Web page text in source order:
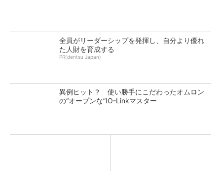
全員がリーダーシップを発揮し、自分より優れ
た人財を育成する
PR(dentsu Japan)
異例ヒット？ 使い勝手にこだわったオムロン
の“オープンな”IO-Linkマスター